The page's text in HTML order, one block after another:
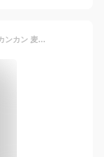
[Sondity] キッズハット 夏 子供 ジャズ帽子 カンカン 麦わら ストローハット パナマ 男の子 女の子 紫外線対策 携帯便利 中折れ 紳士風 旅行（ベージュ）